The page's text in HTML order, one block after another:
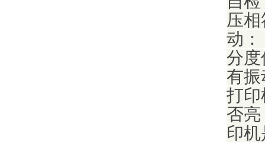
压
动：
分度
有
打印
否
印